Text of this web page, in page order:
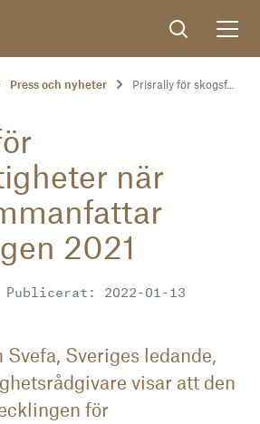
Press och nyheter Prisrally för skogsf...
när
2021
Publicerat: 2022-01-13
Sveriges ledande,
visar att den
för